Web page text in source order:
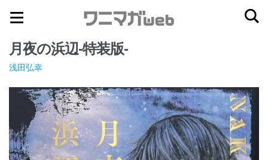
ナ
ゲ
ー
へ
ス
コ
テ
ン
キ
ッ
月夜の浜辺-特装版-
浅田弘幸